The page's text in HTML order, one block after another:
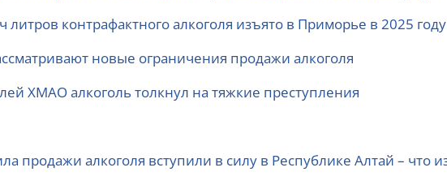
литров контрафактного алкоголя изъято в Приморье в 2025 году
новые ограничения продажи алкоголя
ХМАО алкоголь толкнул на тяжкие преступления
продажи алкоголя вступили в силу в Республике Алтай – что